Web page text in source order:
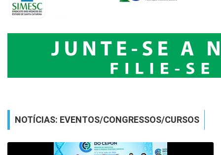
NOTÍCIAS: EVENTOS/CONGRESSOS/CURSOS